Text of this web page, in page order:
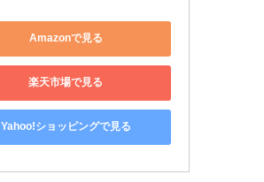
Amazonで見る
楽天市場で見る
Yahoo!ショッピングで見る